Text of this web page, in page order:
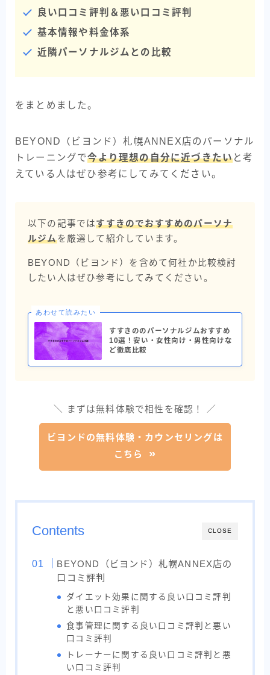
良い口コミ評判＆悪い口コミ評判
基本情報や料金体系
近隣パーソナルジムとの比較
をまとめました。
BEYOND（ビヨンド）札幌ANNEX店のパーソナル
トレーニングで今より理想の自分に近づきたいと考
えている人はぜひ参考にしてみてください。
以下の記事ではすすきのでおすすめのパーソナ
ルジムを厳選して紹介しています。
BEYOND（ビヨンド）を含めて何社か比較検討
したい人はぜひ参考にしてみてください。
あわせて読みたい
すすきののパーソナルジムおすすめ
10選！安い・女性向け・男性向けな
ど徹底比較
＼ まずは無料体験で相性を確認！ ／
ビヨンドの無料体験・カウンセリングは
こちら
CLOSE
Contents
BEYOND（ビヨンド）札幌ANNEX店の
口コミ評判
ダイエット効果に関する良い口コミ評判
と悪い口コミ評判
食事管理に関する良い口コミ評判と悪い
口コミ評判
トレーナーに関する良い口コミ評判と悪
い口コミ評判